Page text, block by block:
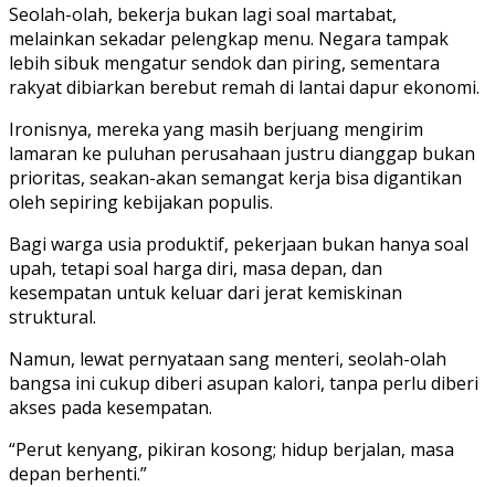
Seolah-olah, bekerja bukan lagi soal martabat,
melainkan sekadar pelengkap menu. Negara tampak
lebih sibuk mengatur sendok dan piring, sementara
rakyat dibiarkan berebut remah di lantai dapur ekonomi.
Ironisnya, mereka yang masih berjuang mengirim
lamaran ke puluhan perusahaan justru dianggap bukan
prioritas, seakan-akan semangat kerja bisa digantikan
oleh sepiring kebijakan populis.
Bagi warga usia produktif, pekerjaan bukan hanya soal
upah, tetapi soal harga diri, masa depan, dan
kesempatan untuk keluar dari jerat kemiskinan
struktural.
Namun, lewat pernyataan sang menteri, seolah-olah
bangsa ini cukup diberi asupan kalori, tanpa perlu diberi
akses pada kesempatan.
“Perut kenyang, pikiran kosong; hidup berjalan, masa
depan berhenti.”